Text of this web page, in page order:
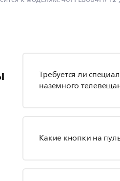
Требуется ли
наземного
Какие кнопки на